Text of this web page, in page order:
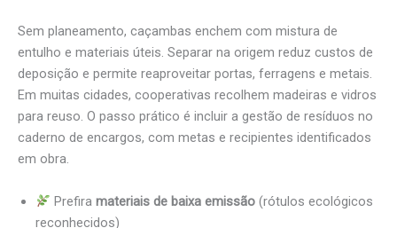
Sem planeamento, caçambas enchem com mistura de
entulho e materiais úteis. Separar na origem reduz custos de
deposição e permite reaproveitar portas, ferragens e metais.
Em muitas cidades, cooperativas recolhem madeiras e vidros
para reuso. O passo prático é incluir a gestão de resíduos no
caderno de encargos, com metas e recipientes identificados
em obra.
Prefira materiais de baixa emissão(rótulos ecológicos
reconhecidos)